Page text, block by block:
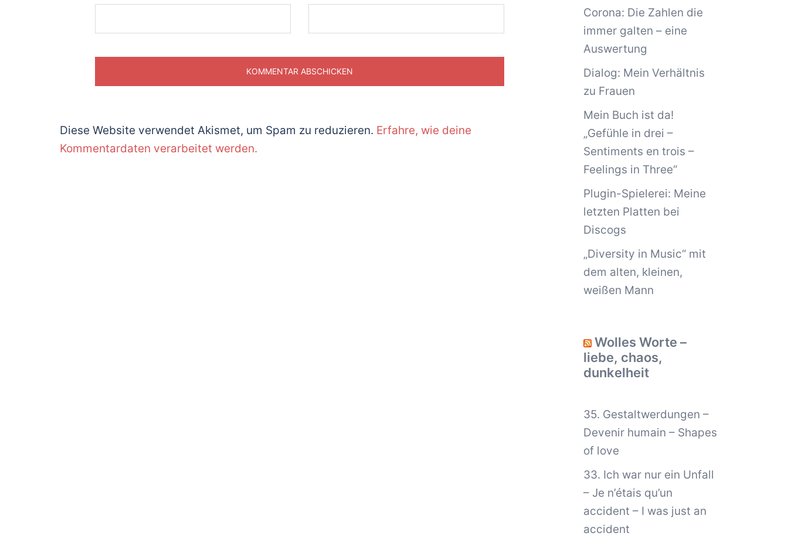
Diese Website verwendet Akismet, um Spam zu reduzieren. Erfahre, wie deine
Kommentardaten verarbeitet werden.
Corona: Die Zahlen die
immer galten – eine
Auswertung
Dialog: Mein Verhältnis
zu Frauen
Mein Buch ist da!
„Gefühle in drei –
Sentiments en trois –
Feelings in Three“
Plugin-Spielerei: Meine
letzten Platten bei
Discogs
„Diversity in Music“ mit
dem alten, kleinen,
weißen Mann
Wolles Worte –
liebe, chaos,
dunkelheit
35. Gestaltwerdungen –
Devenir humain – Shapes
of love
33. Ich war nur ein Unfall
– Je n’étais qu’un
accident – I was just an
accident